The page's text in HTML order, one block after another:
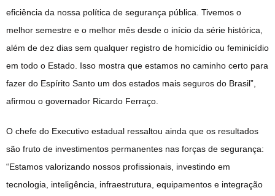
eficiência da nossa política de segurança pública. Tivemos o
melhor semestre e o melhor mês desde o início da série histórica,
além de dez dias sem qualquer registro de homicídio ou feminicídio
em todo o Estado. Isso mostra que estamos no caminho certo para
fazer do Espírito Santo um dos estados mais seguros do Brasil”,
afirmou o governador Ricardo Ferraço.
O chefe do Executivo estadual ressaltou ainda que os resultados
são fruto de investimentos permanentes nas forças de segurança:
“Estamos valorizando nossos profissionais, investindo em
tecnologia, inteligência, infraestrutura, equipamentos e integração